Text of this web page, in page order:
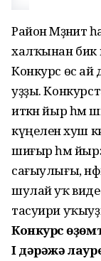
Район
халҡынан бик
Конкурс өс
уҙҙы.
иткән йыр
күңеленә хуш
шиғыр һәм
сағыулығы,
шулай уҡ
тасуири
Конкурс
I дәрәжә